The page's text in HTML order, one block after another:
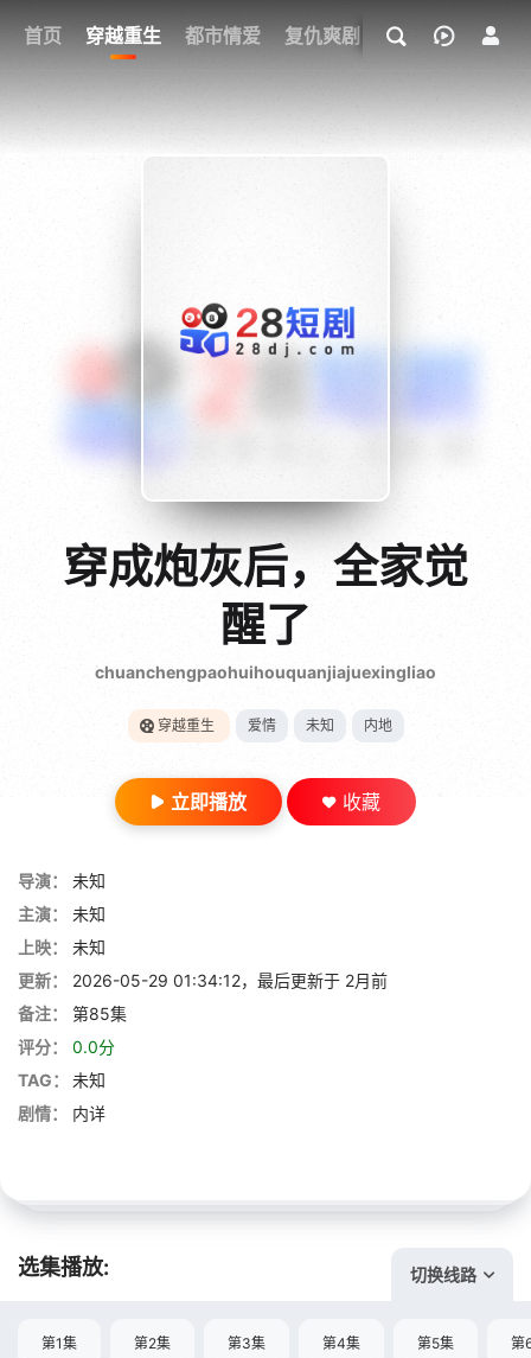
首页 穿越重生 都市情爱 复仇爽剧 玄幻武侠 奇幻
我的观影记录
{if condition="$obj.vod_points
gt 0"}
28短剧
穿成炮灰后，全家觉
醒了
chuanchengpaohuihouquanjiajuexingliao
穿越重生 爱情 未知 内地
立即播放 收藏
导演：
未知
主演：
未知
上映：
未知
更新：
2026-05-29 01:34:12，最后更新于 2月前
备注：
第85集
评分：
0.0分
TAG：
未知
剧情：
内详
选集播放: 切换线路
第1集 第2集 第3集 第4集 第5集 第